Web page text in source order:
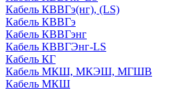
Кабель КВВГэ(нг), (LS)
Кабель КВВГэ
Кабель КВВГэнг
Кабель КВВГЭнг-LS
Кабель КГ
Кабель МКШ, МКЭШ, МГШВ
Кабель МКШ